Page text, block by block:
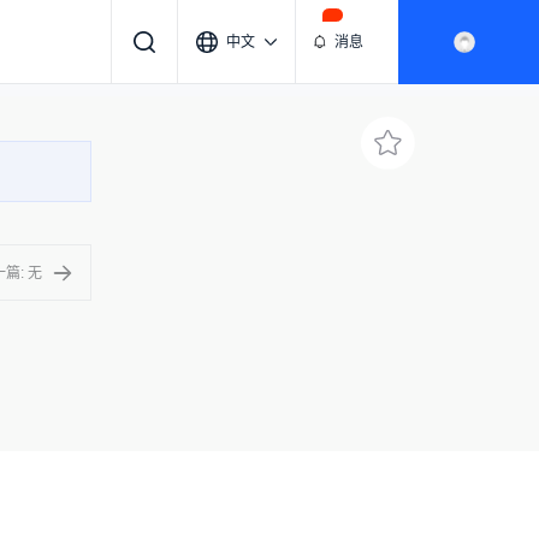
中文 消息
篇: 无